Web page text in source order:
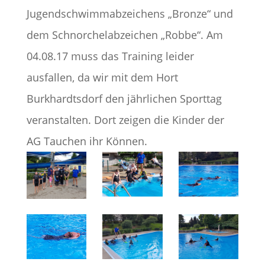
Jugendschwimmabzeichens „Bronze“ und
dem Schnorchelabzeichen „Robbe“. Am
04.08.17 muss das Training leider
ausfallen, da wir mit dem Hort
Burkhardtsdorf den jährlichen Sporttag
veranstalten. Dort zeigen die Kinder der
AG Tauchen ihr Können.